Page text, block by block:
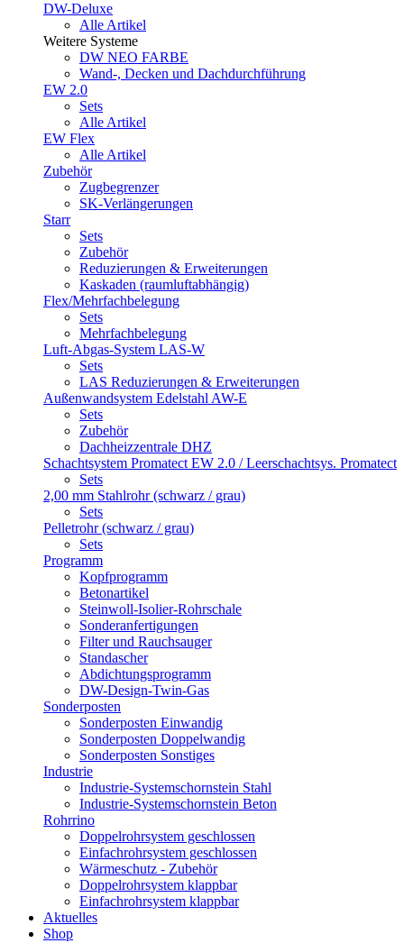
DW-Deluxe
Alle Artikel
Weitere Systeme
DW NEO FARBE
Wand-, Decken und Dachdurchführung
EW 2.0
Sets
Alle Artikel
EW Flex
Alle Artikel
Zubehör
Zugbegrenzer
SK-Verlängerungen
Starr
Sets
Zubehör
Reduzierungen & Erweiterungen
Kaskaden (raumluftabhängig)
Flex/Mehrfachbelegung
Sets
Mehrfachbelegung
Luft-Abgas-System LAS-W
Sets
LAS Reduzierungen & Erweiterungen
Außenwandsystem Edelstahl AW-E
Sets
Zubehör
Dachheizzentrale DHZ
Schachtsystem Promatect EW 2.0 / Leerschachtsys. Promatect
Sets
2,00 mm Stahlrohr (schwarz / grau)
Sets
Pelletrohr (schwarz / grau)
Sets
Programm
Kopfprogramm
Betonartikel
Steinwoll-Isolier-Rohrschale
Sonderanfertigungen
Filter und Rauchsauger
Standascher
Abdichtungsprogramm
DW-Design-Twin-Gas
Sonderposten
Sonderposten Einwandig
Sonderposten Doppelwandig
Sonderposten Sonstiges
Industrie
Industrie-Systemschornstein Stahl
Industrie-Systemschornstein Beton
Rohrrino
Doppelrohrsystem geschlossen
Einfachrohrsystem geschlossen
Wärmeschutz - Zubehör
Doppelrohrsystem klappbar
Einfachrohrsystem klappbar
Aktuelles
Shop